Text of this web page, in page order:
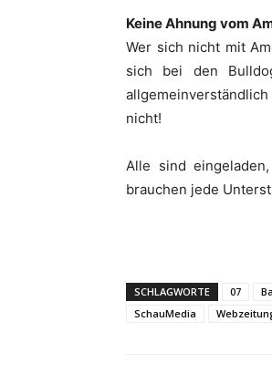
Keine Ahnung vom
Wer sich nicht mit
sich bei den
nicht!
Alle sind
brauchen jede
SCHLAGWORTE 07
SchauMedia